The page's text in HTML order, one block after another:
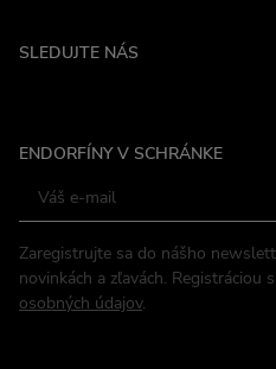
SLEDUJTE NÁS
Facebook
ENDORFÍNY V SCHRÁNKE
Zaregistrujte sa do nášho
novinkách a zľavách. Registráciou
osobných údajov.